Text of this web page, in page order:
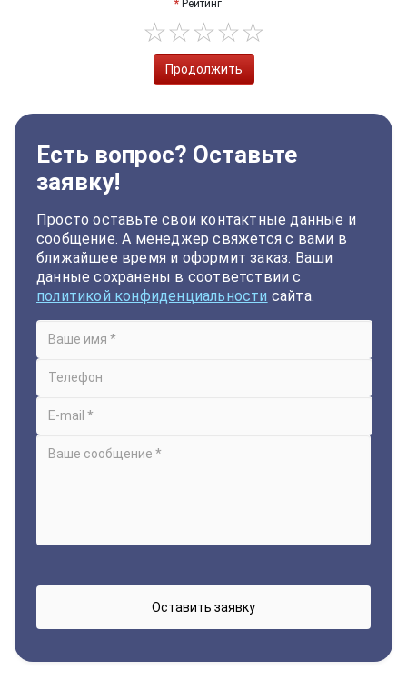
Рейтинг
Продолжить
Есть вопрос? Оставьте
заявку!
Просто оставьте свои контактные данные и
сообщение. А менеджер свяжется с вами в
ближайшее время и оформит заказ. Ваши
данные сохранены в соответствии с
политикой конфиденциальности сайта.